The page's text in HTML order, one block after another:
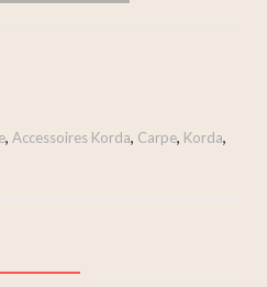
,Accessoires Korda, Carpe, Korda,